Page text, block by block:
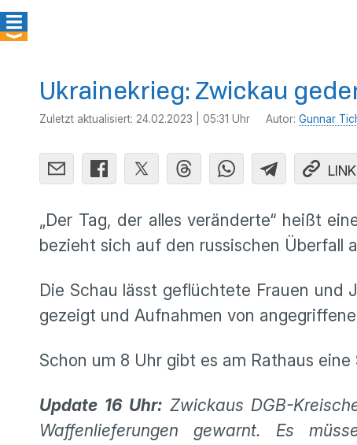
Ukrainekrieg: Zwickau
Zuletzt aktualisiert: 24.02.2023 | 05:31 Uhr Autor: Gunnar
LINK
„Der Tag, der alles veränderte“ heißt
bezieht sich auf den russischen Überfall
Die Schau lässt geflüchtete Frauen und
gezeigt und Aufnahmen von
Schon um 8 Uhr gibt es am Rathaus
Update 16 Uhr:Zwickaus DGB-
Waffenlieferungen gewarnt. Es